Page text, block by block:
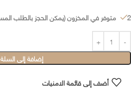
2 متوفر في المخزون (يمكن الحجز بالطلب المسبق)
إضافة إلى السلة
أضف إلى قائمة الامنيات